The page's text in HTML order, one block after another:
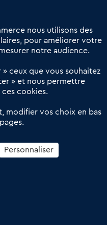
dédié aux transactions
service du commerce de
nous utilisons des
pour améliorer votre
notre audience.
» ceux que vous souhaitez
» et nous permettre
ces cookies.
modifier vos choix en bas
Personnaliser